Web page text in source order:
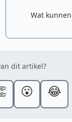
Wat
dit artikel?
😮 😂